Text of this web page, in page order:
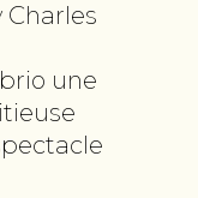
Charles
une